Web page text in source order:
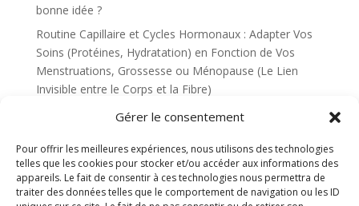
Gérer le consentement
Pour offrir les meilleures expériences, nous utilisons des technologies
telles que les cookies pour stocker et/ou accéder aux informations des
appareils. Le fait de consentir à ces technologies nous permettra de
traiter des données telles que le comportement de navigation ou les ID
bonne idée ?
Routine Capillaire et Cycles Hormonaux : Adapter Vos
Soins (Protéines, Hydratation) en Fonction de Vos
Menstruations, Grossesse ou Ménopause (Le Lien
Invisible entre le Corps et la Fibre)
Les Conséquences Invisibles de l’Eau Calcaire sur les
Calcaire (Pourquoi Vos Soins Ne Fonctionnent Plus)
Le Minimalisme Capillaire (Skinification) : Comment
Optimiser Votre Routine avec Seulement 3 Produits